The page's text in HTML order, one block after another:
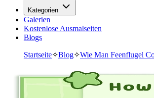
Kategorien
Galerien
Kostenlose Ausmalseiten
Blogs
Startseite✧Blog✧Wie Man Feenflugel